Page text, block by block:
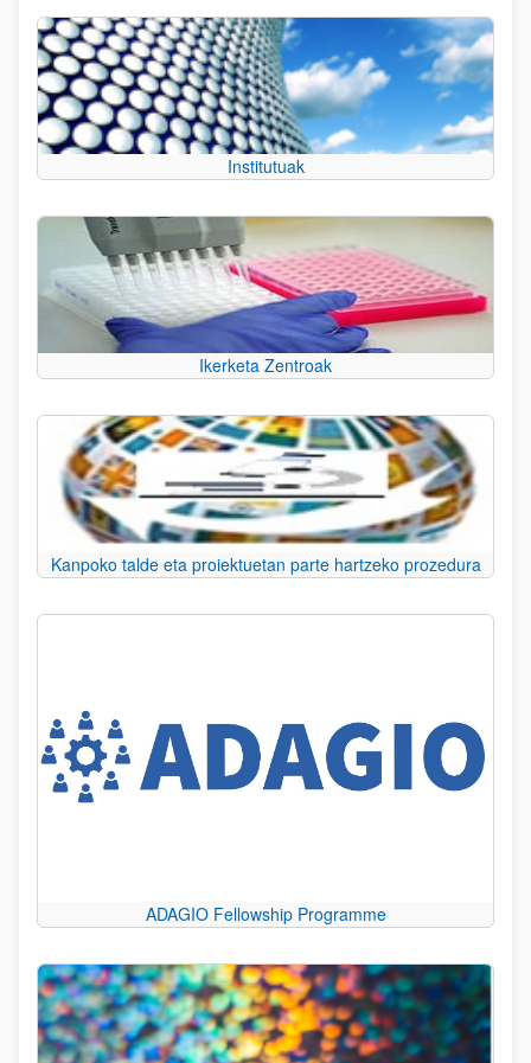
Institutuak
Ikerketa Zentroak
Kanpoko talde eta proiektuetan parte hartzeko prozedura
ADAGIO Fellowship Programme